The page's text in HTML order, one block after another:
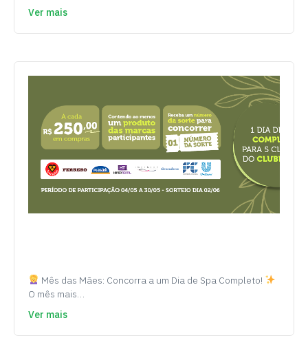
Ver mais
Mês das Mães: Concorra a um Dia de Spa Completo!
O mês mais…
Ver mais